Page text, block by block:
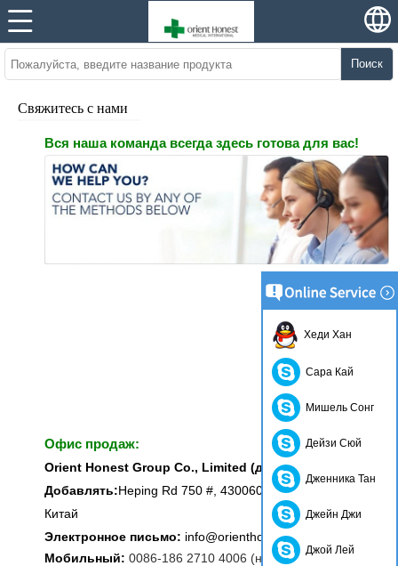
Поиск
Свяжитесь с нами
Вся наша команда всегда здесь готова для вас!
Офис продаж:
Orient Honest Group Co., Limited (для экспорта)
Добавлять:Heping Rd 750 #, 430060, Wuchang, Wuchan,
Китай
Электронное письмо: info@orienthonest.com
Мобильный: 0086-186 2710 4006 (не рабочее время)
Хеди Хан
Сара Кай
Мишель Сонг
Дейзи Сюй
Дженника Тан
Джейн Джи
Джой Лей